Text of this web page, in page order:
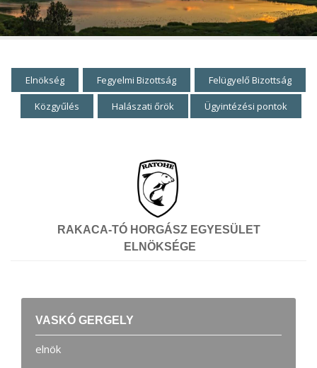
Elnökség Fegyelmi Bizottság Felügyelő Bizottság
Közgyűlés Halászati őrök Ügyintézési pontok
RAKACA-TÓ HORGÁSZ EGYESÜLET
ELNÖKSÉGE
VASKÓ GERGELY
elnök